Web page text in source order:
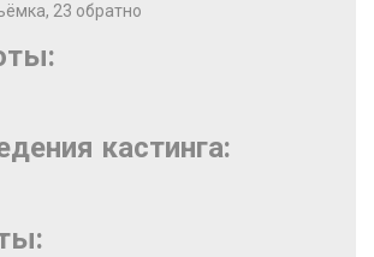
23 обратно
кастинга: